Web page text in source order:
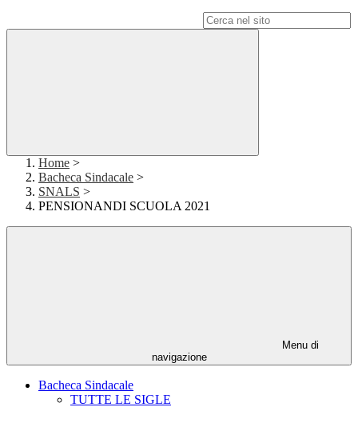
Home >
Bacheca Sindacale >
SNALS >
PENSIONANDI SCUOLA 2021
Menu di
navigazione
Bacheca Sindacale
TUTTE LE SIGLE